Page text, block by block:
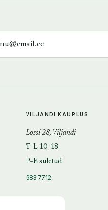
VILJANDI KAUPLUS
Lossi 28, Viljandi
T–L 10–18
P–E suletud
683 7712